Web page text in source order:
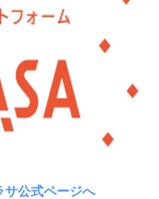
公式ページへ